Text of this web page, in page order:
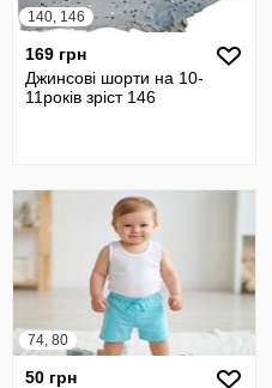
140, 146
169 грн
Джинсові шорти на 10-
11років зріст 146
74, 80
50 грн